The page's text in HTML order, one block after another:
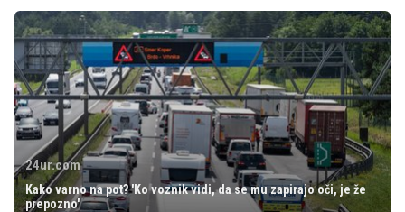
24ur.com
Kako varno na pot? 'Ko voznik vidi, da se mu zapirajo oči, je že
prepozno'